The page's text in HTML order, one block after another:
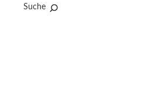
Suche